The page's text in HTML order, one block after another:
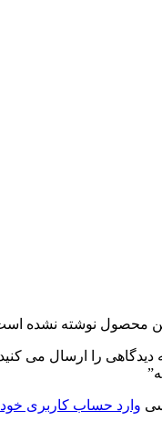
محصول نوشته نشده
دیدگاهی را ارسال می
وارد حساب کاربری خود